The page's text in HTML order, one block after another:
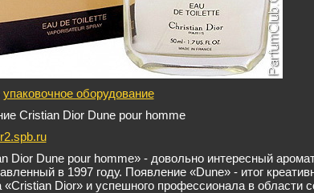
упаковочное оборудование
Cristian Dior Dune pour homme
Dior Dune pour homme» - довольно интересный
в 1997 году. Появление «Dune» - итог
«Cristian Dior» и успешного профессионала в области